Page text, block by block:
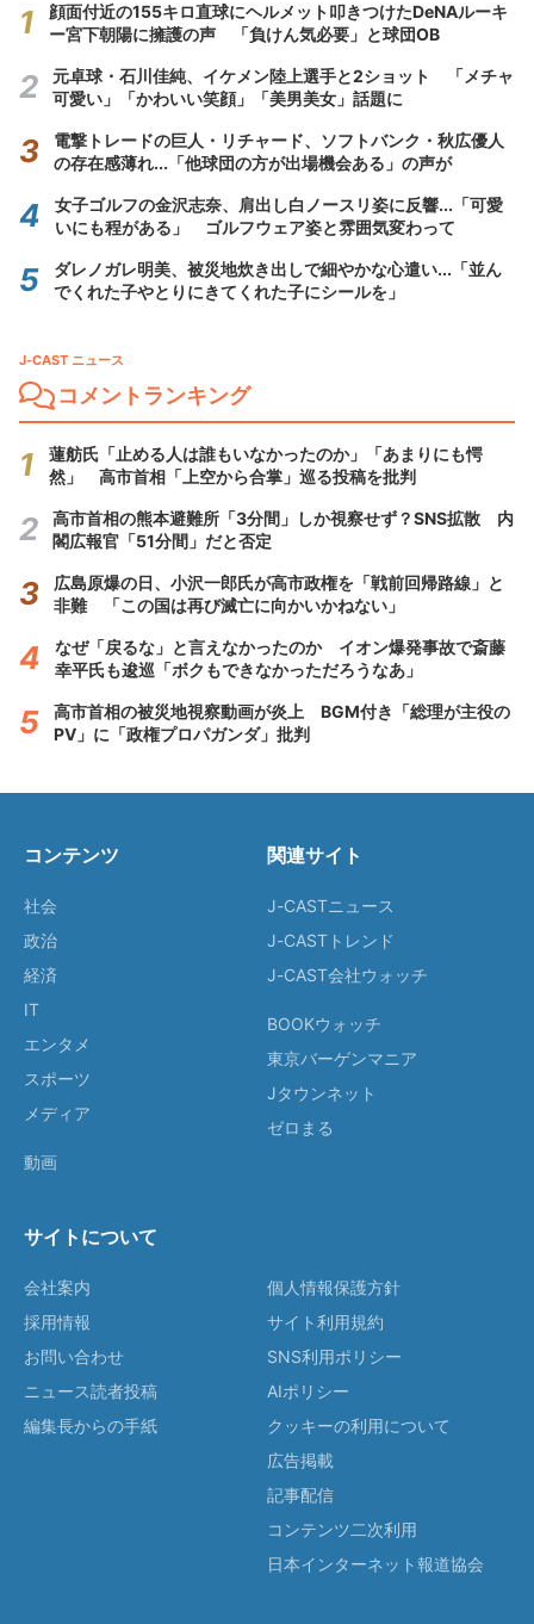
顔面付近の155キロ直球にヘルメット叩きつけたDeNAルーキ
ー宮下朝陽に擁護の声 「負けん気必要」と球団OB
元卓球・石川佳純、イケメン陸上選手と2ショット 「メチャ
可愛い」「かわいい笑顔」「美男美女」話題に
電撃トレードの巨人・リチャード、ソフトバンク・秋広優人
の存在感薄れ...「他球団の方が出場機会ある」の声が
女子ゴルフの金沢志奈、肩出し白ノースリ姿に反響...「可愛
いにも程がある」 ゴルフウェア姿と雰囲気変わって
ダレノガレ明美、被災地炊き出しで細やかな心遣い...「並ん
でくれた子やとりにきてくれた子にシールを」
J-CAST ニュース
コメントランキング
蓮舫氏「止める人は誰もいなかったのか」「あまりにも愕
然」 高市首相「上空から合掌」巡る投稿を批判
高市首相の熊本避難所「3分間」しか視察せず？SNS拡散 内
閣広報官「51分間」だと否定
広島原爆の日、小沢一郎氏が高市政権を「戦前回帰路線」と
非難 「この国は再び滅亡に向かいかねない」
なぜ「戻るな」と言えなかったのか イオン爆発事故で斎藤
幸平氏も逡巡「ボクもできなかっただろうなあ」
高市首相の被災地視察動画が炎上 BGM付き「総理が主役の
PV」に「政権プロパガンダ」批判
コンテンツ
社会
政治
経済
IT
エンタメ
スポーツ
メディア
動画
関連サイト
J-CASTニュース
J-CASTトレンド
J-CAST会社ウォッチ
BOOKウォッチ
東京バーゲンマニア
Jタウンネット
ゼロまる
サイトについて
会社案内
採用情報
お問い合わせ
ニュース読者投稿
編集長からの手紙
個人情報保護方針
サイト利用規約
SNS利用ポリシー
AIポリシー
クッキーの利用について
広告掲載
記事配信
コンテンツ二次利用
日本インターネット報道協会